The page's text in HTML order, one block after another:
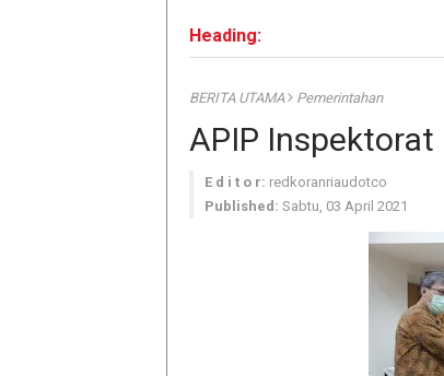
Heading:
BERITA UTAMA Pemerintahan
APIP Inspektorat
E d i t o r: redkoranriaudotco
Published: Sabtu, 03 April 2021